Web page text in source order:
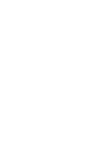
glaudžiu
stebėtojų,
dalyvauti
sprendimų, bei
Lietuvos kaimo
struktūrą, 2025 m.
sekretoriato